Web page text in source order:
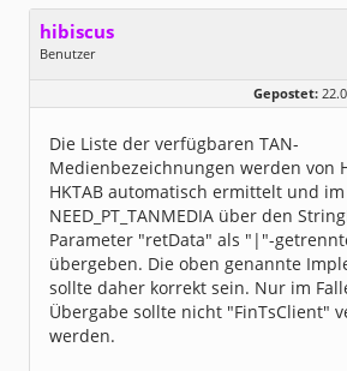
hibiscus
Benutzer
Homepage:
willuhn.de/
Dabei seit:
03 / 2005
Gepostet:
Die Liste der verfügbaren TAN-
Medienbezeichnungen werden von
HKTAB automatisch ermittelt und
NEED_PT_TANMEDIA über den
Parameter "retData" als "|"-
übergeben. Die oben genannte
sollte daher korrekt sein. Nur im
Übergabe sollte nicht "FinTsClient"
werden.